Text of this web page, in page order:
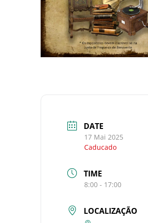
DATE
17 Mai 2025
Caducado
TIME
8:00 - 17:00
LOCALIZAÇÃO